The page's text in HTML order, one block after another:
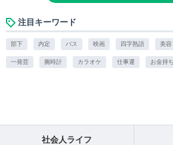
注目キーワード
部下 内定 バス 映画 四字熟語 美容
一発芸 腕時計 カラオケ 仕事運 お金持ち
社会人ライフ